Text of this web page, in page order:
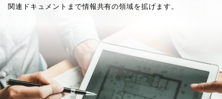
関連ドキュメントまで情報共有の領域を拡げます。